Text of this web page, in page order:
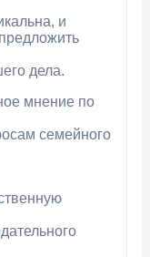
и
дела.
мнение по
семейного